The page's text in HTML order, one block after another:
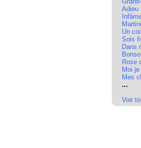
Adieu
Un
Sois
Dans
Rose
Moi
Mes
...
Voir